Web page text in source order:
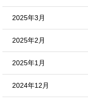
2025年3月
2025年2月
2025年1月
2024年12月